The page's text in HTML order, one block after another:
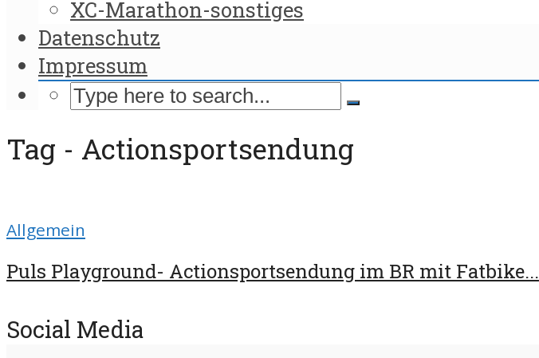
XC-Marathon-sonstiges
Datenschutz
Impressum
Tag - Actionsportsendung
Allgemein
Puls Playground- Actionsportsendung im BR mit Fatbike...
Social Media